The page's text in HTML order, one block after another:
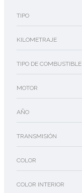
TIPO
KILOMETRAJE
TIPO DE COMBUSTIBLE
MOTOR
AÑO
TRANSMISIÓN
COLOR
COLOR INTERIOR